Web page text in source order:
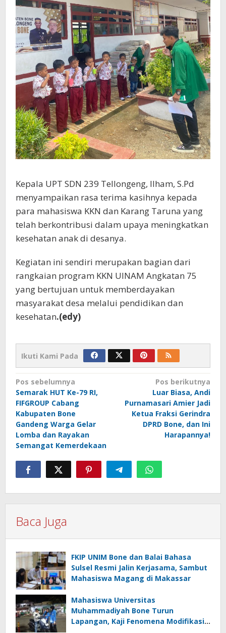
Kepala UPT SDN 239 Tellongeng, Ilham, S.Pd
menyampaikan rasa terima kasihnya kepada
para mahasiswa KKN dan Karang Taruna yang
telah berkontribusi dalam upaya meningkatkan
kesehatan anak di desanya.
Kegiatan ini sendiri merupakan bagian dari
rangkaian program KKN UINAM Angkatan 75
yang bertujuan untuk memberdayakan
masyarakat desa melalui pendidikan dan
kesehatan.(edy)
Ikuti Kami Pada
Navigasi
pos
Pos sebelumnya
Semarak HUT Ke-79 RI,
FIFGROUP Cabang
Kabupaten Bone
Gandeng Warga Gelar
Lomba dan Rayakan
Semangat Kemerdekaan
Pos berikutnya
Luar Biasa, Andi
Purnamasari Amier Jadi
Ketua Fraksi Gerindra
DPRD Bone, dan Ini
Harapannya!
Baca Juga
FKIP UNIM Bone dan Balai Bahasa
Sulsel Resmi Jalin Kerjasama, Sambut
Mahasiswa Magang di Makassar
Mahasiswa Universitas
Muhammadiyah Bone Turun
Lapangan, Kaji Fenomena Modifikasi